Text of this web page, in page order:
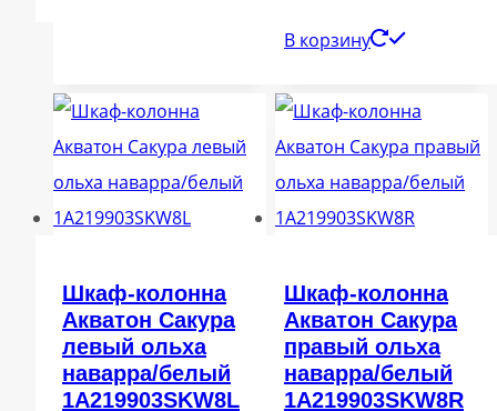
В корзину
Шкаф-колонна
Акватон Сакура
левый ольха
наварра/белый
1A219903SKW8L
Шкаф-колонна
Акватон Сакура
правый ольха
наварра/белый
1A219903SKW8R